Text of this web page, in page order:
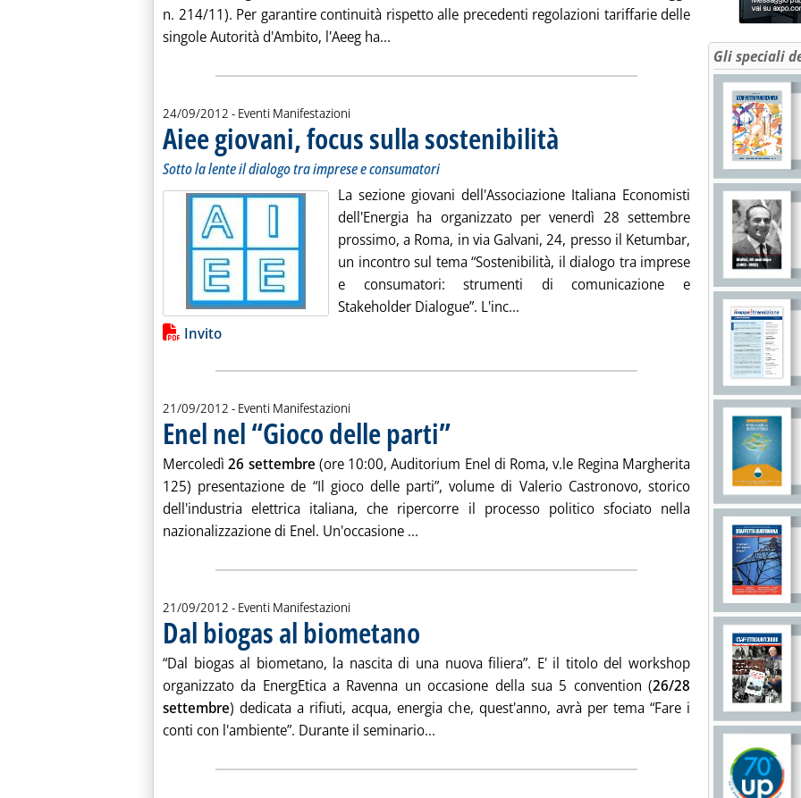
n. 214/11). Per garantire continuità rispetto alle precedenti regolazioni tariffarie delle
singole Autorità d'Ambito, l'Aeeg ha...
24/09/2012 - Eventi Manifestazioni
Aiee giovani, focus sulla sostenibilità . Sottotitolo: Sotto la lente il dialogo tra imprese e
. Pubblicata lunedì 24 settembre 2012 alle 11.51.
Sotto la lente il dialogo tra imprese e consumatori
La sezione giovani dell'Associazione Italiana Economisti
dell'Energia ha organizzato per venerdì 28 settembre
prossimo, a Roma, in via Galvani, 24, presso il Ketumbar,
un incontro sul tema “Sostenibilità, il dialogo tra imprese
e consumatori: strumenti di comunicazione e
Stakeholder Dialogue”. L'inc... Leggi tutta la notizia: 'Aiee giovani, focus
Lista allegati PDF alla notizia
Invito
21/09/2012 - Eventi Manifestazioni
Enel nel “Gioco delle parti”. Pubblicata venerdì 21 settembre 2012 alle 15.24.
Mercoledì26 settembre (ore 10:00, Auditorium Enel di Roma, v.le Regina Margherita
125) presentazione de “Il gioco delle parti”, volume di Valerio Castronovo, storico
dell'industria elettrica italiana, che ripercorre il processo politico sfociato nella
nazionalizzazione di Enel. Un'occasione ... Leggi tutta la notizia: 'Enel nel “Gioco delle parti” '
21/09/2012 - Eventi Manifestazioni
Dal biogas al biometano
“Dal biogas al biometano, la nascita di una nuova filiera”. E' il titolo del workshop
organizzato da EnergEtica a Ravenna un occasione della sua 5 convention (26/28
settembre) dedicata a rifiuti, acqua, energia che, quest'anno, avrà per tema “Fare i
conti con l'ambiente”. Durante il seminario... Leggi tutta la notizia: 'Dal biogas al biometano '
Gli speciali